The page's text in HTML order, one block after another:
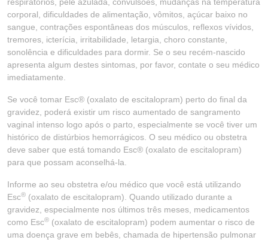
corporal, dificuldades de alimentação, vômitos, açúcar baixo no
sangue, contrações espontâneas dos músculos, reflexos vívidos,
tremores, icterícia, irritabilidade, letargia, choro constante,
sonolência e dificuldades para dormir. Se o seu recém-nascido
apresenta algum destes sintomas, por favor, contate o seu médico
imediatamente.
Se você tomar Esc® (oxalato de escitalopram) perto do final da
gravidez, poderá existir um risco aumentado de sangramento
vaginal intenso logo após o parto, especialmente se você tiver um
histórico de distúrbios hemorrágicos. O seu médico ou obstetra
deve saber que está tomando Esc® (oxalato de escitalopram)
para que possam aconselhá-la.
Informe ao seu obstetra e/ou médico que você está utilizando
Esc® (oxalato de escitalopram). Quando utilizado durante a
gravidez, especialmente nos últimos três meses, medicamentos
como Esc® (oxalato de escitalopram) podem aumentar o risco de
uma doença grave em bebês, chamada de hipertensão pulmonar